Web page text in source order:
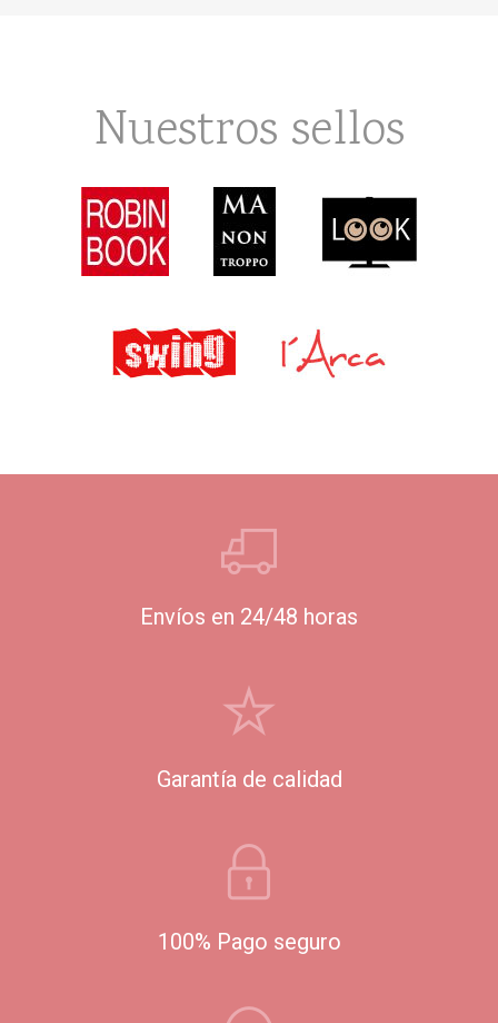
Nuestros sellos
Envíos en 24/48 horas
Garantía de calidad
100% Pago seguro